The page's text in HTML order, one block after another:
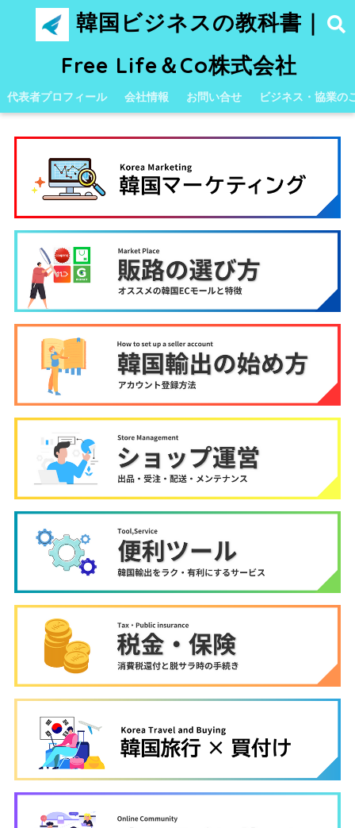
韓国ビジネスの教科書｜
Free Life＆Co株式会社
代表者プロフィール 会社情報 お問い合せ ビジネス・協業の